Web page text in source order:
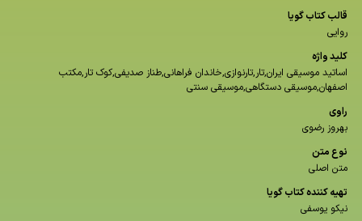
قالب كتاب گویا
روایی
كلید واژه
اساتید موسیقی ایران,تار,تارنوازی,خاندان فراهانی,طناز صدیفی,کوک تار,مکتب
اصفهان,موسیقی دستگاهی,موسیقی سنتی
راوی
بهروز رضوی
نوع متن
متن اصلی
تهیه کننده کتاب گویا
نیکو یوسفی